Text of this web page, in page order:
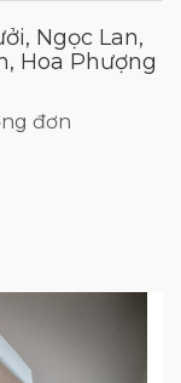
Ngọc Lan,
Hoa Phượng
đơn